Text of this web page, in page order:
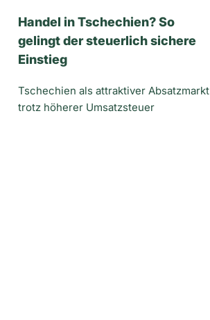
Handel in Tschechien? So
gelingt der steuerlich sichere
Einstieg
Tschechien als attraktiver Absatzmarkt
trotz höherer Umsatzsteuer